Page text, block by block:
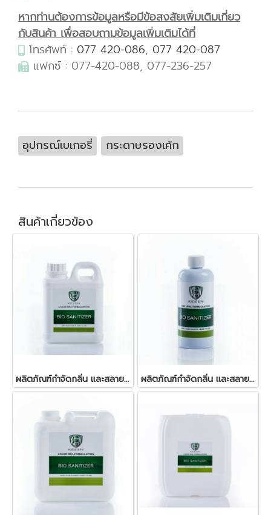
หากท่านต้องการข้อมูลหรือมีข้อสงสัยเพิ่มเติมเกี่ยว
กับสินค้า เพื่อสอบถามข้อมูลเพิ่มเติมได้ที่
โทรศัพท์ : 077 420-086, 077 420-087
แฟกซ์ : 077-420-088, 077-236-257
อุปกรณ์เบเกอรี่ กระดาษรองเค้ก
สินค้าเกี่ยวข้อง
ผลิตภัณฑ์กำจัดกลิ่น และสลายกากสิ่งปฎิกูลในบ่อเกรอะ 1 ลิตร ผลิตภัณฑ์กำจัดกลิ่น และสลายกากสิ่งปฎิกูลในบ่อเกรอะ 250 มล.